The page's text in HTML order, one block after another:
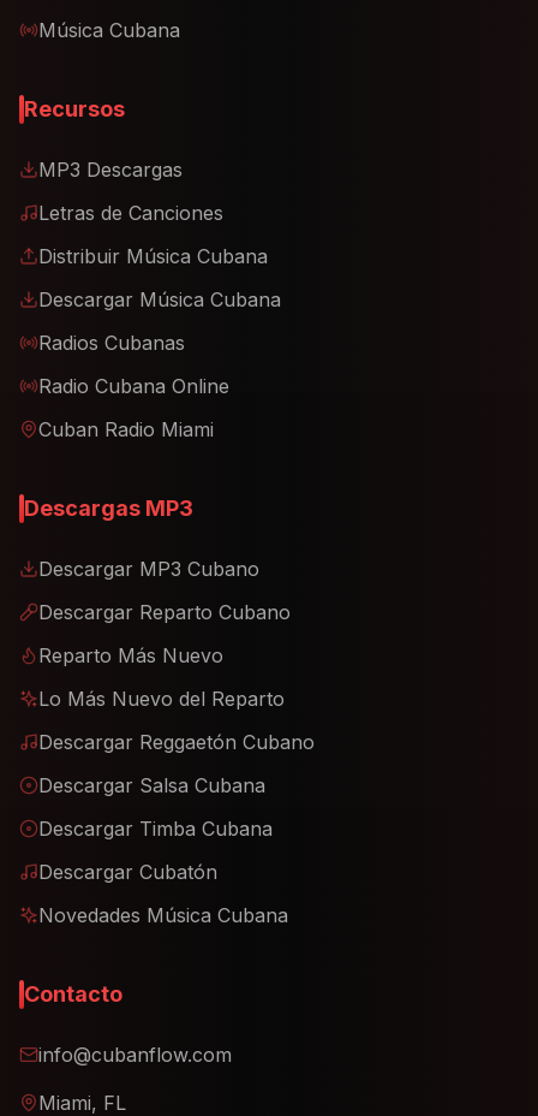
Música Cubana
Recursos
MP3 Descargas
Letras de Canciones
Distribuir Música Cubana
Descargar Música Cubana
Radios Cubanas
Radio Cubana Online
Cuban Radio Miami
Descargas MP3
Descargar MP3 Cubano
Descargar Reparto Cubano
Reparto Más Nuevo
Lo Más Nuevo del Reparto
Descargar Reggaetón Cubano
Descargar Salsa Cubana
Descargar Timba Cubana
Descargar Cubatón
Novedades Música Cubana
Contacto
info@cubanflow.com
Miami, FL